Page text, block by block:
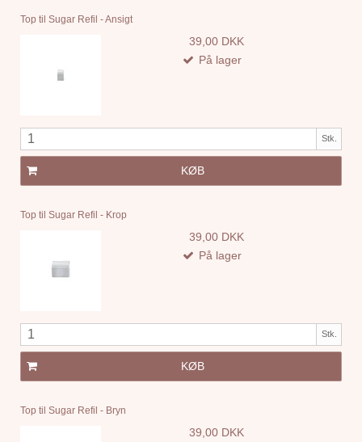
Top til Sugar Refil - Ansigt
39,00 DKK
På lager
Stk.
KØB
Top til Sugar Refil - Krop
39,00 DKK
På lager
Stk.
KØB
Top til Sugar Refil - Bryn
39,00 DKK